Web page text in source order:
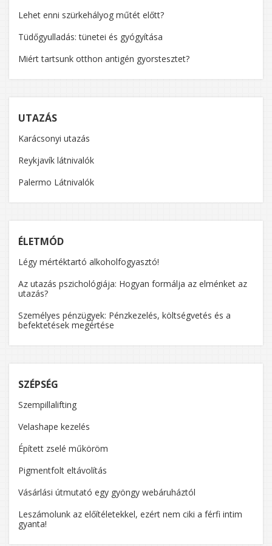
Lehet enni szürkehályog műtét előtt?
Tüdőgyulladás: tünetei és gyógyítása
Miért tartsunk otthon antigén gyorstesztet?
UTAZÁS
Karácsonyi utazás
Reykjavík látnivalók
Palermo Látnivalók
ÉLETMÓD
Légy mértéktartó alkoholfogyasztó!
Az utazás pszichológiája: Hogyan formálja az elménket az
utazás?
Személyes pénzügyek: Pénzkezelés, költségvetés és a
befektetések megértése
SZÉPSÉG
Szempillalifting
Velashape kezelés
Épített zselé műköröm
Pigmentfolt eltávolítás
Vásárlási útmutató egy gyöngy webáruháztól
Leszámolunk az előítéletekkel, ezért nem ciki a férfi intim
gyanta!